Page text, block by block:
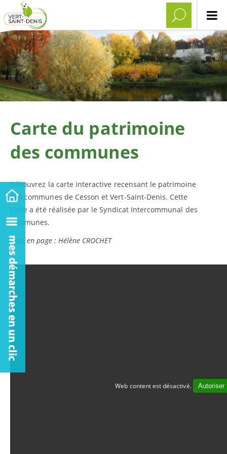
Carte du patrimoine
des communes
Découvrez la carte interactive recensant le patrimoine
des communes de Cesson et Vert-Saint-Denis. Cette
carte a été réalisée par le Syndicat Intercommunal des
communes.
Mise en page : Hélène CROCHET
Web content est désactivé. Autoriser